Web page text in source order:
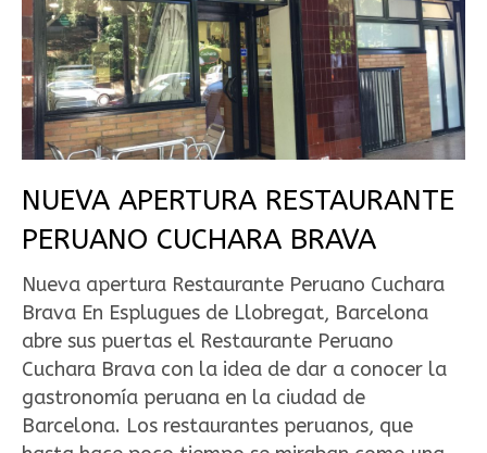
NUEVA APERTURA RESTAURANTE
PERUANO CUCHARA BRAVA
Nueva apertura Restaurante Peruano Cuchara
Brava En Esplugues de Llobregat, Barcelona
abre sus puertas el Restaurante Peruano
Cuchara Brava con la idea de dar a conocer la
gastronomía peruana en la ciudad de
Barcelona. Los restaurantes peruanos, que